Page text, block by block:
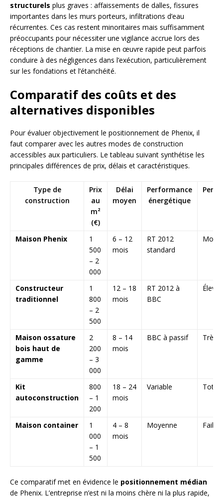
structurels plus graves : affaissements de dalles, fissures
importantes dans les murs porteurs, infiltrations d’eau
récurrentes. Ces cas restent minoritaires mais suffisamment
préoccupants pour nécessiter une vigilance accrue lors des
réceptions de chantier. La mise en œuvre rapide peut parfois
conduire à des négligences dans l’exécution, particulièrement
sur les fondations et l’étanchéité.
Comparatif des coûts et des
alternatives disponibles
Pour évaluer objectivement le positionnement de Phenix, il
faut comparer avec les autres modes de construction
accessibles aux particuliers. Le tableau suivant synthétise les
principales différences de prix, délais et caractéristiques.
Type de
construction
Prix
au
m²
(€)
Délai
moyen
Performance
énergétique
Maison Phenix
1
500
– 2
000
6 – 12
mois
RT 2012
standard
Constructeur
traditionnel
1
800
– 2
500
12 – 18
mois
RT 2012 à
BBC
Élevée
Maison ossature
bois haut de
gamme
2
200
– 3
000
8 – 14
mois
BBC à passif Très
Kit
autoconstruction
800
– 1
200
18 – 24
mois
Variable Totale
Maison container
1
000
– 1
500
4 – 8
mois
Moyenne Faible
Ce comparatif met en évidence le positionnement médian
de Phenix. L’entreprise n’est ni la moins chère ni la plus rapide,